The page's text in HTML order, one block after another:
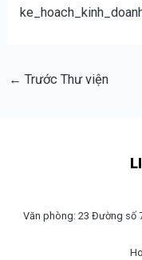
← Trước Thư viện
Văn phòng: 23 Đường số